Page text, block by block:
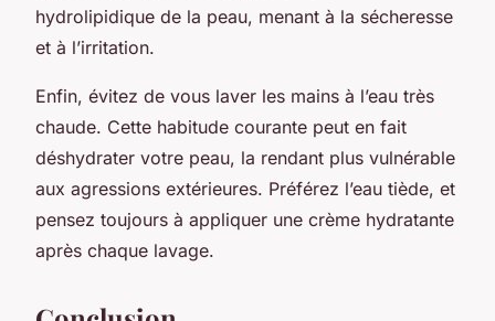
hydrolipidique de la peau, menant à la sécheresse
et à l’irritation.
Enfin, évitez de vous laver les mains à l’eau très
chaude. Cette habitude courante peut en fait
déshydrater votre peau, la rendant plus vulnérable
aux agressions extérieures. Préférez l’eau tiède, et
pensez toujours à appliquer une crème hydratante
après chaque lavage.